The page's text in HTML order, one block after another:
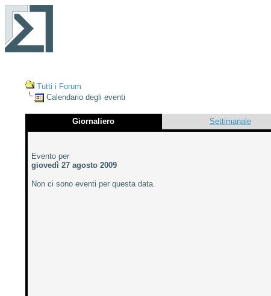
Tutti i Forum
Calendario degli eventi
Giornaliero Settimanale
Evento per
giovedì 27 agosto 2009
Non ci sono eventi per questa data.